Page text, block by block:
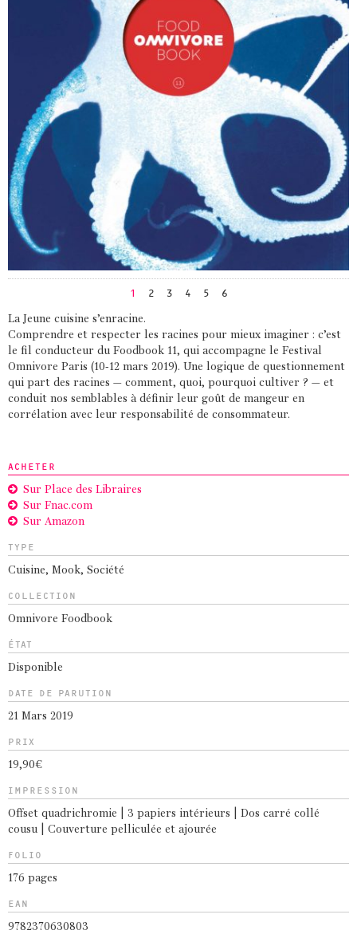
1 2 3 4 5 6
La Jeune cuisine s’enracine.
Comprendre et respecter les racines pour mieux imaginer : c’est
le fil conducteur du Foodbook 11, qui accompagne le Festival
Omnivore Paris (10-12 mars 2019). Une logique de questionnement
qui part des racines – comment, quoi, pourquoi cultiver ? – et
conduit nos semblables à définir leur goût de mangeur en
corrélation avec leur responsabilité de consommateur.
ACHETER
Sur Place des Libraires
Sur Fnac.com
Sur Amazon
TYPE
Cuisine, Mook, Société
COLLECTION
Omnivore Foodbook
ÉTAT
Disponible
DATE DE PARUTION
21 Mars 2019
PRIX
19,90€
IMPRESSION
Offset quadrichromie | 3 papiers intérieurs | Dos carré collé
cousu | Couverture pelliculée et ajourée
FOLIO
176 pages
EAN
9782370630803